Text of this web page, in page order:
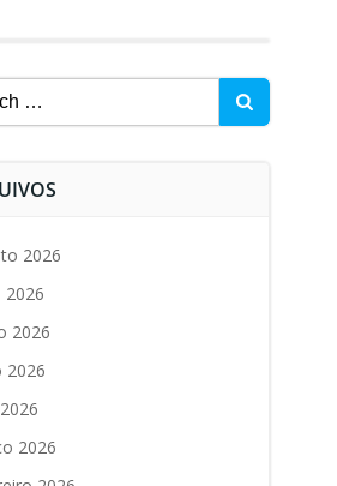
2026
2026
2026
2026
2026